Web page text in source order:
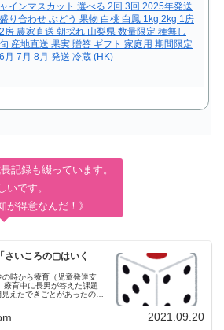
ャインマスカット 選べる 2回 3回 2025年発送
盛り合わせ ぶどう 果物 白桃 白鳳 1kg 2kg 1房
2房 農家直送 朝採れ 山梨県 数量限定 種無し
旬 産地直送 果実 贈答 ギフト 家庭用 期間限定
6月 7月 8月 発送 冷蔵 (HK)
記録も綴っています。
いです。
が得意なんだ！》
さいころの▢はいく
時から療育（児童発達支
療育中に長男が答えた課題
えたできごとがあったので
2021.09.20